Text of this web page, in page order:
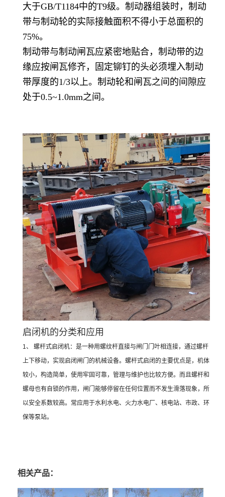
大于GB/T1184中的T9级。制动器组装时，制动
带与制动轮的实际接触面积不得小于总面积的
75%。
制动带与制动闸瓦应紧密地贴合，制动带的边
缘应按闸瓦修齐，固定铆钉的头必须埋入制动
带厚度的1/3以上。制动轮和闸瓦之间的间隙应
处于0.5~1.0mm之间。
启闭机的分类和应用
1、 螺杆式启闭机：是一种用螺纹杆直接与闸门门叶相连接，通过螺杆
上下移动，实现启闭闸门的机械设备。螺杆式启闭的主要优点是，机体
较小，构造简单，使用牢固可靠，管理与维护也比较方便。而且螺杆和
螺母也有自锁的作用，闸门能够停留在任何位置而不发生滑落现象，所
以安全系数较高。常应用于水利水电、火力水电厂、核电站、市政、环
保等泵站。
相关产品：